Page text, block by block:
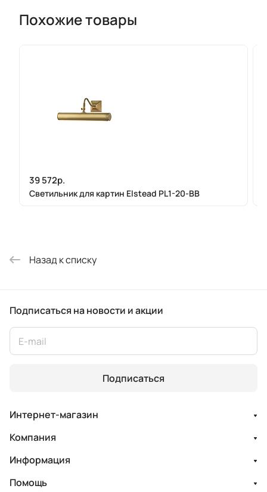
Похожие товары
39 572р.
Светильник для картин Elstead PL1-20-BB
Назад к списку
Подписаться на новости и акции
Подписаться
Интернет-магазин
Компания
Информация
Помощь